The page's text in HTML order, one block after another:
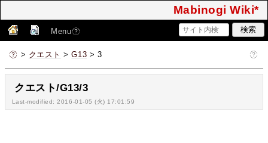
Mabinogi Wiki*
Menu
> クエスト >G13 > 3
クエスト/G13/3
Last-modified: 2016-01-05 (火) 17:01:59